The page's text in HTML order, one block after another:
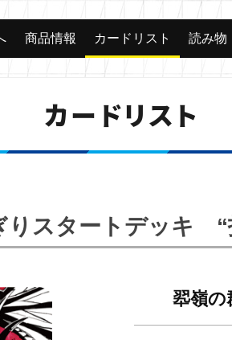
商品情報 カードリスト 読み物
カードリスト
りスタートデッキ “
翆嶺の